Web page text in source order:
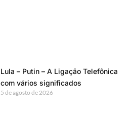
Lula – Putin – A Ligação Telefônica
com vários significados
5 de agosto de 2026